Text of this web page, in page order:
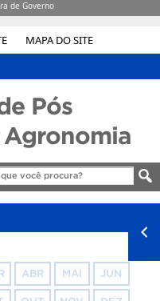
MAPA DO SITE
de Governo
Pós
Agronomia
ABR MAI JUN